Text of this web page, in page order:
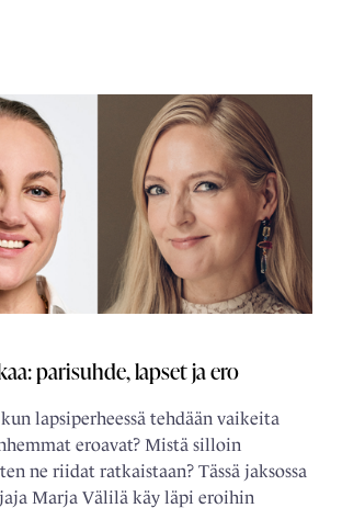
parisuhde, lapset ja ero
lapsiperheessä tehdään vaikeita
eroavat? Mistä silloin
ne riidat ratkaistaan? Tässä jaksossa
Marja Välilä käy läpi eroihin